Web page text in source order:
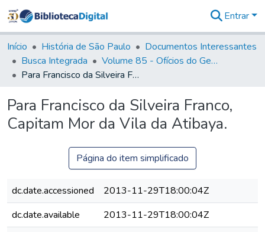
&
Coleções
Tudo na
Biblioteca
Estatísticas
Entrar
Início História de São Paulo
Documentos Interessantes
Busca Integrada
Volume 85 - Ofícios do General Francisco da Cunha Menezes (Governador da Capitania): 1782- 1786
Para Francisco da Silveira Franco, Capitam Mor da Vila da Atibaya.
Para Francisco da Silveira Franco,
Capitam Mor da Vila da Atibaya.
Página do item simplificado
dc.date.accessioned
2013-11-29T18:00:04Z
dc.date.available
2013-11-29T18:00:04Z